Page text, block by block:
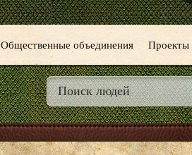
Общественные объединения Проекты